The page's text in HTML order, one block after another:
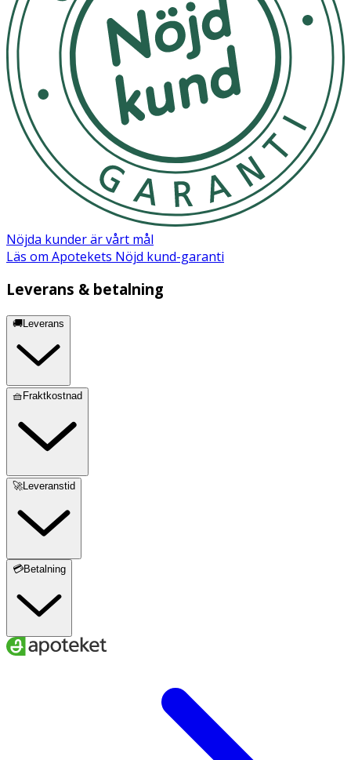
Nöjda kunder är vårt mål
Läs om Apotekets Nöjd kund-garanti
Leverans & betalning
🚚Leverans
🧺Fraktkostnad
🚀Leveranstid
💳Betalning